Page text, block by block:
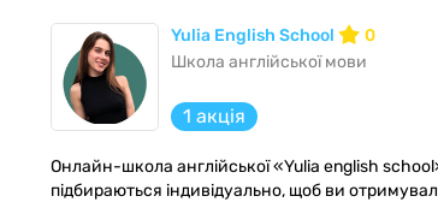
Yulia English School
0
Школа англійської мови
1 акція
Онлайн-школа англійської «Yulia english
підбираються індивідуально, щоб ви